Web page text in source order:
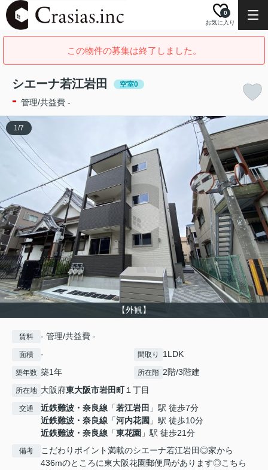
お気に入り
0
この物件の募集は終了しました。
シエーナ若江岩田 空室0
- 管理/共益費 -
【外観】
1/7
賃料 - 管理/共益費 -
面積 - 間取り 1LDK
築年数 築1年 所在階 2階/3階建
所在地 大阪府東大阪市岩田町１丁目
交通 近鉄難波・奈良線 「若江岩田 」駅 徒歩7分
近鉄難波・奈良線 「河内花園 」駅 徒歩10分
近鉄難波・奈良線 「東花園 」駅 徒歩21分
備考
こだわりポイント満載のシエーナ若江岩田◎家から
436mのところに東大阪花園郵便局があります◎こちら